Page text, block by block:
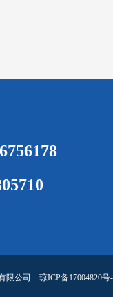
限公司 琼ICP备17004820号